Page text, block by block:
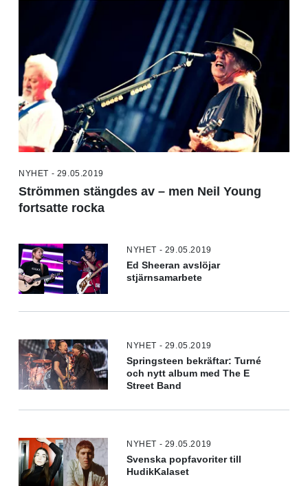
NYHET - 29.05.2019
Strömmen stängdes av – men Neil Young
fortsatte rocka
NYHET - 29.05.2019
Ed Sheeran avslöjar
stjärnsamarbete
NYHET - 29.05.2019
Springsteen bekräftar: Turné
och nytt album med The E
Street Band
NYHET - 29.05.2019
Svenska popfavoriter till
HudikKalaset